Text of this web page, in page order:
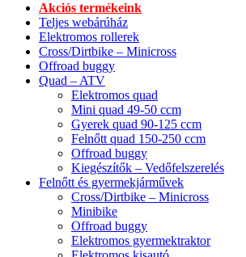
Akciós termékeink
Teljes webárúház
Elektromos rollerek
Cross/Dirtbike – Minicross
Offroad buggy
Quad – ATV
Elektromos quad
Mini quad 49-50 ccm
Gyerek quad 90-125 ccm
Felnőtt quad 150-250 ccm
Offroad buggy
Kiegészítők – Vedőfelszerelés
Felnőtt és gyermekjárművek
Cross/Dirtbike – Minicross
Minibike
Offroad buggy
Elektromos gyermektraktor